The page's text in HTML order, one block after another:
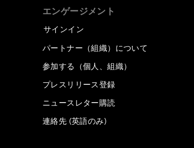
エンゲージメント
サインイン
パートナー（組織）について
参加する（個人、組織）
プレスリリース登録
ニュースレター購読
連絡先 (英語のみ)